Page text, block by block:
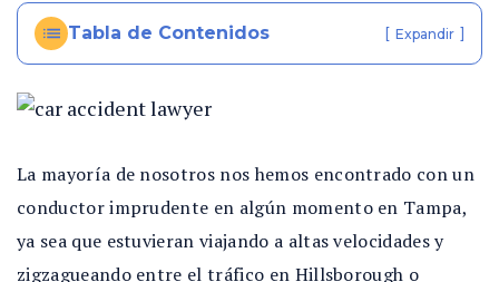
n
or
id
Tabla de Contenidos [ Expandir ]
La mayoría de nosotros nos hemos encontrado con un
conductor imprudente en algún momento en Tampa,
ya sea que estuvieran viajando a altas velocidades y
zigzagueando entre el tráfico en Hillsborough o